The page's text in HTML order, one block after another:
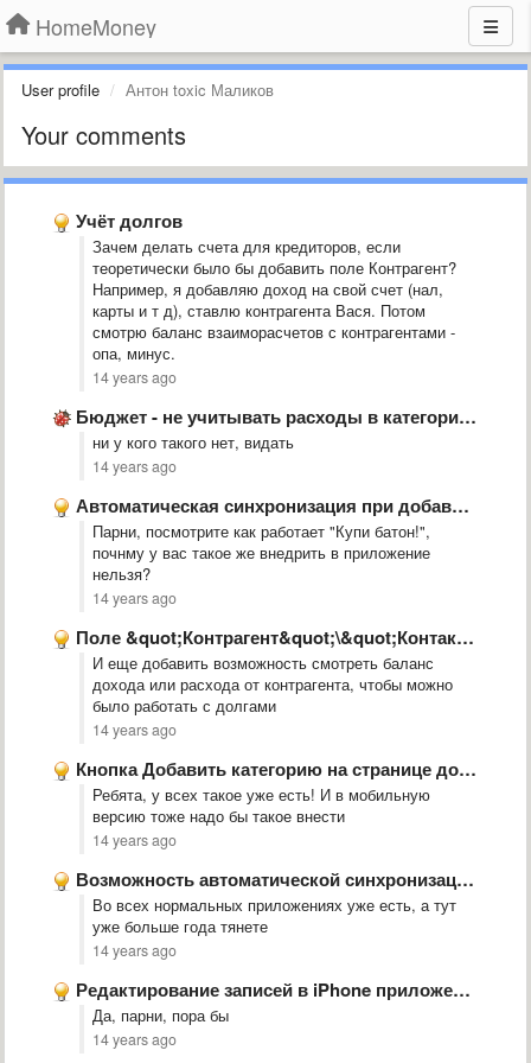
HomeMoney
User profile Антон toxic Маликов
Your comments
Учёт долгов
Зачем делать счета для кредиторов, если
теоретически было бы добавить поле Контрагент?
Например, я добавляю доход на свой счет (нал,
карты и т д), ставлю контрагента Вася. Потом
смотрю баланс взаиморасчетов с контрагентами -
опа, минус.
14 years ago
Бюджет - не учитывать расходы в категории, если они были …
ни у кого такого нет, видать
14 years ago
Автоматическая синхронизация при добавлении транзакции и загрузке приложения
Парни, посмотрите как работает "Купи батон!",
почнму у вас такое же внедрить в приложение
нельзя?
14 years ago
Поле &quot;Контрагент&quot;\&quot;Контакт&quot; как отдельный элемент
И еще добавить возможность смотреть баланс
дохода или расхода от контрагента, чтобы можно
было работать с долгами
14 years ago
Кнопка Добавить категорию на странице добавления транзакции
Ребята, у всех такое уже есть! И в мобильную
версию тоже надо бы такое внести
14 years ago
Возможность автоматической синхронизации.
Во всех нормальных приложениях уже есть, а тут
уже больше года тянете
14 years ago
Редактирование записей в iPhone приложении?
Да, парни, пора бы
14 years ago